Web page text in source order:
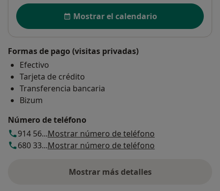
Disponibilidad
Mostrar el calendario
Formas de pago (visitas privadas)
Efectivo
Tarjeta de crédito
Transferencia bancaria
Bizum
Número de teléfono
914 56...Mostrar número de teléfono
680 33...Mostrar número de teléfono
Mostrar más detalles
sobre la dirección